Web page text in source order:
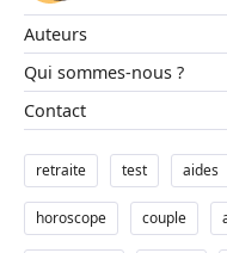
Auteurs
Qui sommes-nous ?
Contact
retraite test aides
horoscope couple